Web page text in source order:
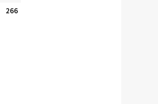
266